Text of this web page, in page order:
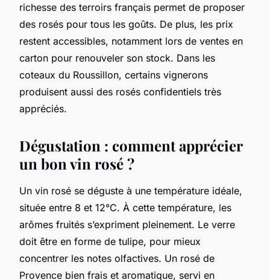
richesse des terroirs français permet de proposer
des rosés pour tous les goûts. De plus, les prix
restent accessibles, notamment lors de ventes en
carton pour renouveler son stock. Dans les
coteaux du Roussillon, certains vignerons
produisent aussi des rosés confidentiels très
appréciés.
Dégustation : comment apprécier
un bon vin rosé ?
Un vin rosé se déguste à une température idéale,
située entre 8 et 12°C. À cette température, les
arômes fruités s’expriment pleinement. Le verre
doit être en forme de tulipe, pour mieux
concentrer les notes olfactives. Un rosé de
Provence bien frais et aromatique, servi en